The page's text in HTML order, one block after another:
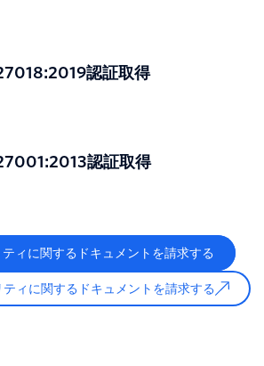
認証取得
認証取得
ィに関するドキュメントを請求する
ィに関するドキュメントを請求する